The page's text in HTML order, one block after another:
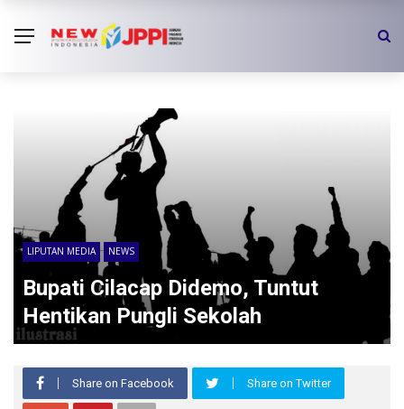
LIPUTAN MEDIA NEWS
Bupati Cilacap Didemo, Tuntut
Hentikan Pungli Sekolah
Share on Facebook Share on Twitter